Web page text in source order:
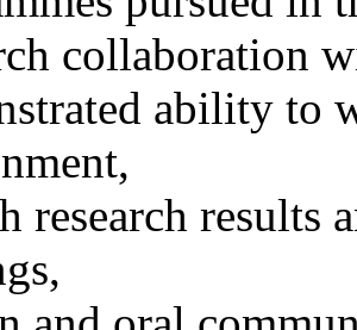
collaboration
ability to
research results